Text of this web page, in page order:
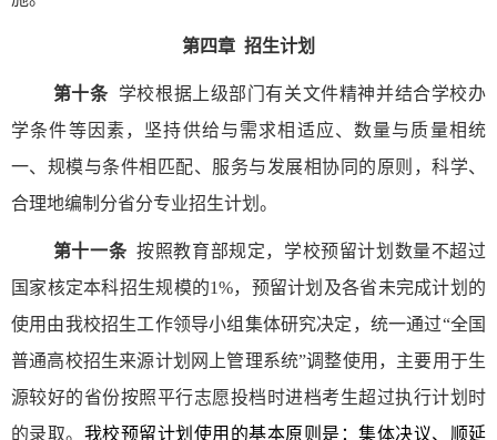
第四章 招生计划
第十条
学校根据上级部门有关文件精神并结合学校办
学条件等因素，坚持供给与需求相适应、数量与质量相统
一、规模与条件相匹配、服务与发展相协同的原则，科学、
合理地编制分省分专业招生计划。
第十一条按照教育部规定，学校预留计划数量不超过
国家核定本科招生规模的1%，预留计划及各省未完成计划的
使用由我校招生工作领导小组集体研究决定，统一通过“全国
普通高校招生来源计划网上管理系统”调整使用，主要用于生
源较好的省份按照平行志愿投档时进档考生超过执行计划时
的录取。 我校预留计划使用的基本原则是：集体决议、顺延